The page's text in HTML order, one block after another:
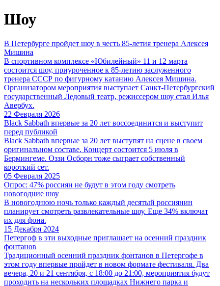
Шоу
В Петербурге пройдет шоу в честь 85-летия тренера Алексея
Мишина
В спортивном комплексе «Юбилейный» 11 и 12 марта
состоится шоу, приуроченное к 85-летию заслуженного
тренера СССР по фигурному катанию Алексея Мишина.
Организатором мероприятия выступает Санкт-Петербургский
государственный Ледовый театр, режиссером шоу стал Илья
Авербух.
22 Февраля 2026
Black Sabbath впервые за 20 лет воссоединится и выступит
перед публикой
Black Sabbath впервые за 20 лет выступят на сцене в своем
оригинальном составе. Концерт состоится 5 июля в
Бермингеме. Оззи Осборн тоже сыграет собственный
короткий сет.
05 Февраля 2025
Опрос: 47% россиян не будут в этом году смотреть
новогодние шоу
В новогоднюю ночь только каждый десятый россиянин
планирует смотреть развлекательные шоу. Еще 34% включат
их для фона.
15 Декабря 2024
Петергоф в эти выходные приглашает на осенний праздник
фонтанов
Традиционный осенний праздник фонтанов в Петергофе в
этом году впервые пройдет в новом формате фестиваля. Два
вечера, 20 и 21 сентября, с 18:00 до 21:00, мероприятия будут
проходить на нескольких площадках Нижнего парка и